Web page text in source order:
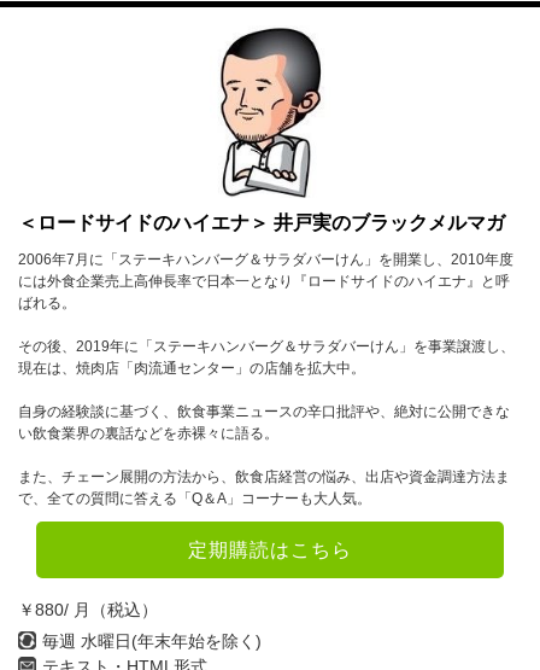
＜ロードサイドのハイエナ＞ 井戸実のブラックメルマガ
2006年7月に「ステーキハンバーグ＆サラダバーけん」を開業し、2010年度
には外食企業売上高伸長率で日本一となり『ロードサイドのハイエナ』と呼
ばれる。
その後、2019年に「ステーキハンバーグ＆サラダバーけん」を事業譲渡し、
現在は、焼肉店「肉流通センター」の店舗を拡大中。
自身の経験談に基づく、飲食事業ニュースの辛口批評や、絶対に公開できな
い飲食業界の裏話などを赤裸々に語る。
また、チェーン展開の方法から、飲食店経営の悩み、出店や資金調達方法ま
で、全ての質問に答える「Q＆A」コーナーも大人気。
定期購読はこちら
￥880/ 月（税込）
毎週 水曜日(年末年始を除く)